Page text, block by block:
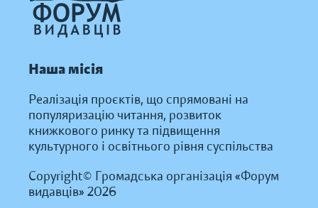
Наша місія
Реалізація проєктів, що спрямовані на
популяризацію читання, розвиток
книжкового ринку та підвищення
культурного і освітнього рівня суспільства
Copyright© Громадська організація «Форум
видавців» 2026